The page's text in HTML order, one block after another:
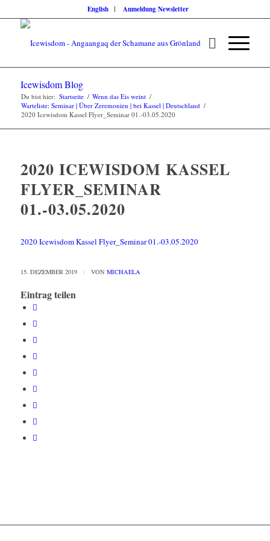
English Anmeldung Newsletter
Icewisdom Blog
Du bist hier: Startseite / Wenn das Eis weint /
Warteliste: Seminar | Über Zeremonien | bei Kassel | Deutschland /
2020 Icewisdom Kassel Flyer_Seminar 01.-03.05.2020
2020 ICEWISDOM KASSEL
FLYER_SEMINAR
01.-03.05.2020
2020 Icewisdom Kassel Flyer_Seminar 01.-03.05.2020
15. DEZEMBER 2019 / VON MICHAELA
Eintrag teilen